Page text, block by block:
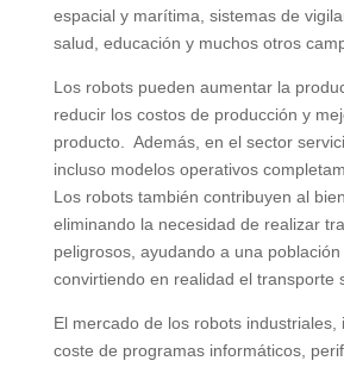
espacial y marítima, sistemas de
salud, educación y muchos otros
Los robots pueden aumentar la
reducir los costos de producción y
producto. Además, en el sector
incluso modelos operativos
Los robots también contribuyen al
eliminando la necesidad de realizar
peligrosos, ayudando a una
convirtiendo en realidad el transporte
El mercado de los robots industriales,
coste de programas informáticos,